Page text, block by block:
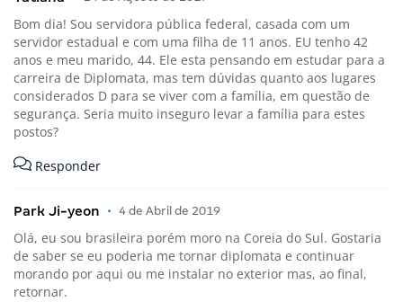
Bom dia! Sou servidora pública federal, casada com um
servidor estadual e com uma filha de 11 anos. EU tenho 42
anos e meu marido, 44. Ele esta pensando em estudar para a
carreira de Diplomata, mas tem dúvidas quanto aos lugares
considerados D para se viver com a família, em questão de
segurança. Seria muito inseguro levar a família para estes
postos?
Responder
Park Ji-yeon • 4 de Abril de 2019
Olá, eu sou brasileira porém moro na Coreia do Sul. Gostaria
de saber se eu poderia me tornar diplomata e continuar
morando por aqui ou me instalar no exterior mas, ao final,
retornar.